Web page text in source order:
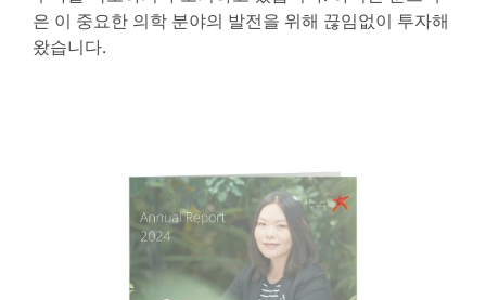
은 이 중요한 의학 분야의 발전을 위해 끊임없이 투자해
왔습니다.